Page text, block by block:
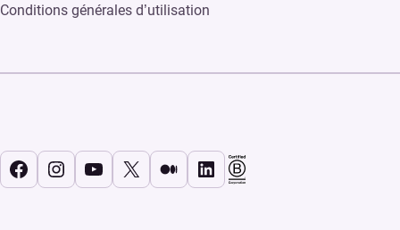
Conditions générales d’utilisation
Facebook
Instagram
YouTube
X Medium
LinkedIn